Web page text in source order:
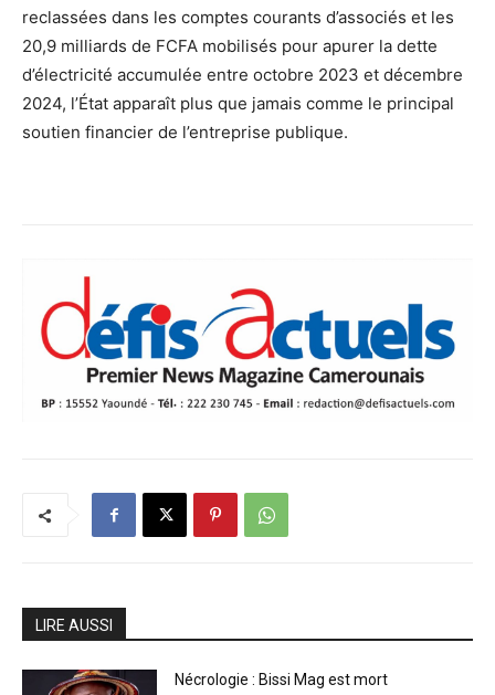
reclassées dans les comptes courants d’associés et les
20,9 milliards de FCFA mobilisés pour apurer la dette
d’électricité accumulée entre octobre 2023 et décembre
2024, l’État apparaît plus que jamais comme le principal
soutien financier de l’entreprise publique.
LIRE AUSSI
Nécrologie : Bissi Mag est mort